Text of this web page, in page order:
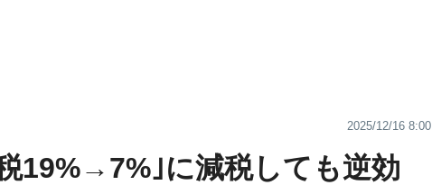
2025/12/16 8:00
19%→7%｣に減税しても逆効